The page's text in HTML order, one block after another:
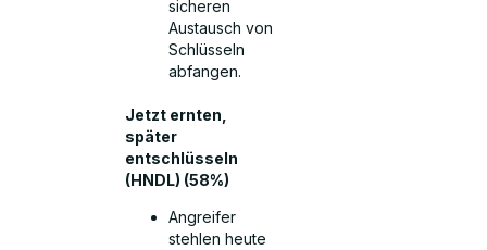
sicheren
Austausch von
Schlüsseln
abfangen.
Jetzt ernten,
später
entschlüsseln
(HNDL) (58%)
Angreifer
stehlen heute